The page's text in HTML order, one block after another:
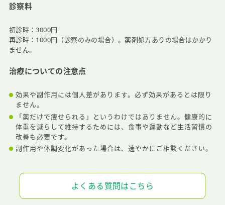
診察料
初診時：3000円
再診時：1000円（診察のみの場合）。薬剤処方ありの場合はかかり
ません。
治療についての注意点
効果や副作用には個人差があります。必ず効果があるとは限り
ません。
「薬だけで痩せられる」というわけではありません。健康的に
体重を減らして維持するためには、食事や運動など生活習慣の
改善も必要です。
副作用や体調変化があった場合は、速やかにご相談ください。
よくある質問はこちら